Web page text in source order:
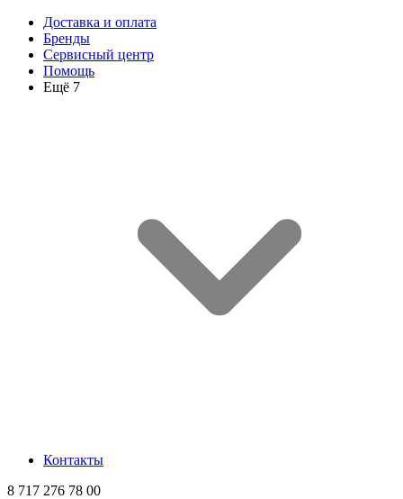
Доставка и оплата
Бренды
Сервисный центр
Помощь
Ещё 7
Контакты
8 717 276 78 00